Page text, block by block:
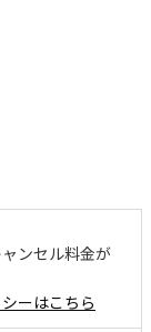
ンセル料金が
ーはこちら